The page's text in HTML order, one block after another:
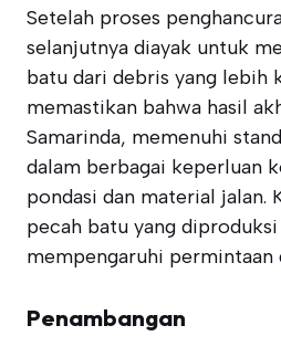
Setelah proses
selanjutnya diayak untuk
batu dari debris yang lebih
memastikan bahwa hasil
Samarinda, memenuhi
dalam berbagai keperluan
pondasi dan material jalan.
pecah batu yang diproduksi
mempengaruhi permintaan
Penambangan